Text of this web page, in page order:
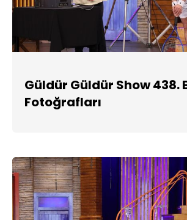
Güldür Güldür Show 438.
Fotoğrafları